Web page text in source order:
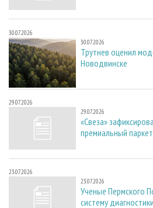
30.07.2026
30.07.2026
Трутнев оценил
Новодвинске
29.07.2026
29.07.2026
«Свеза»
премиальный
23.07.2026
23.07.2026
Ученые Пермского
систему